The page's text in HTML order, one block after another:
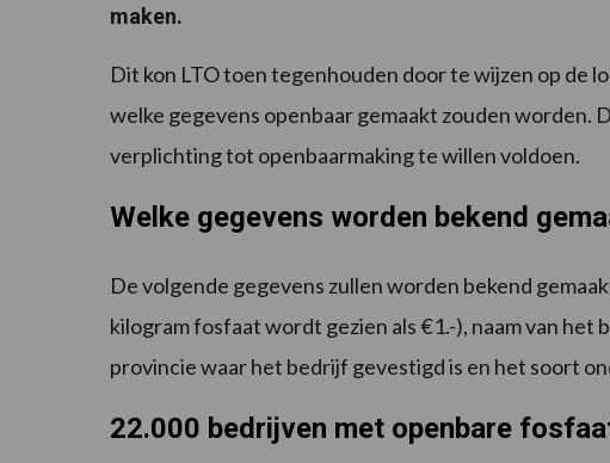
maken.
Dit kon LTO toen tegenhouden door te wijzen op de
welke gegevens openbaar gemaakt zouden worden.
verplichting tot openbaarmaking te willen voldoen.
Welke gegevens worden bekend
De volgende gegevens zullen worden bekend
kilogram fosfaat wordt gezien als €1.-), naam van het
provincie waar het bedrijf gevestigd is en het soort
22.000 bedrijven met openbare